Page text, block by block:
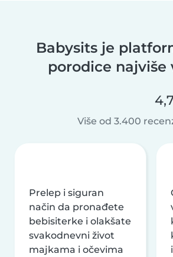
Babysits je
porodice najviše
Više od 3.400
Prelep i siguran
način da pronađete
bebisiterke i olakšate
svakodnevni život
majkama i očevima